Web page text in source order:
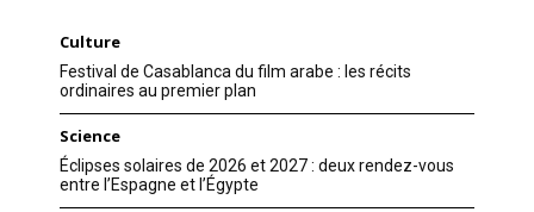
Culture
Festival de Casablanca du film arabe : les récits
ordinaires au premier plan
Science
Éclipses solaires de 2026 et 2027 : deux rendez-vous
entre l’Espagne et l’Égypte